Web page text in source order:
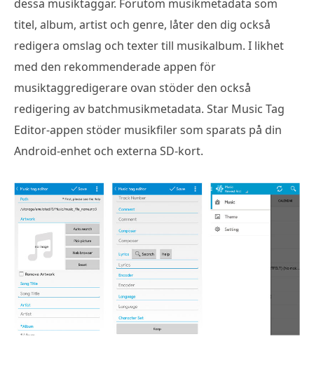
dessa musiktaggar. Förutom musikmetadata som
titel, album, artist och genre, låter den dig också
redigera omslag och texter till musikalbum. I likhet
med den rekommenderade appen för
musiktaggredigerare ovan stöder den också
redigering av batchmusikmetadata. Star Music Tag
Editor-appen stöder musikfiler som sparats på din
Android-enhet och externa SD-kort.